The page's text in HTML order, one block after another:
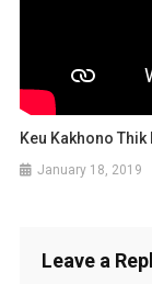
Keu Kakhono Thik
January 18, 2019
Leave a